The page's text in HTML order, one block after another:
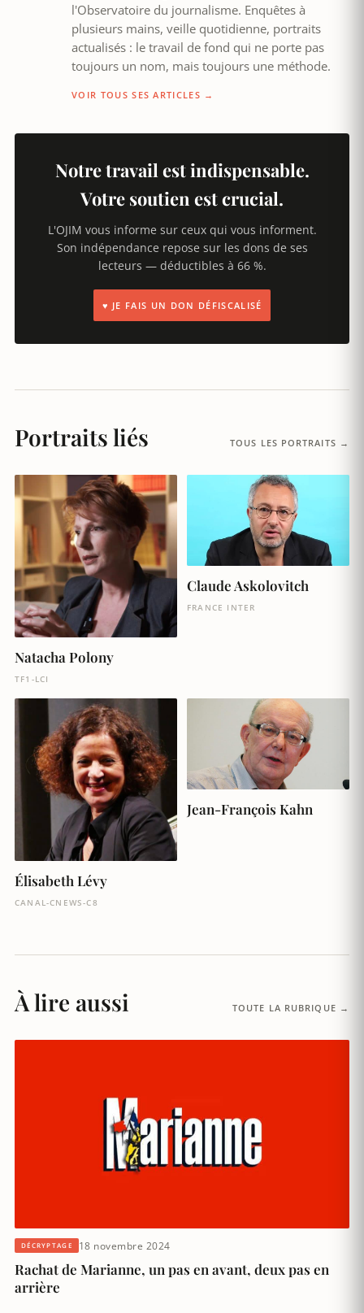
l'Observatoire du journalisme. Enquêtes à
plusieurs mains, veille quotidienne, portraits
actualisés : le travail de fond qui ne porte pas
toujours un nom, mais toujours une méthode.
VOIR TOUS SES ARTICLES →
Notre travail est indispensable.
Votre soutien est crucial.
L'OJIM vous informe sur ceux qui vous informent.
Son indépendance repose sur les dons de ses
lecteurs — déductibles à 66 %.
♥ JE FAIS UN DON DÉFISCALISÉ
Portraits liés TOUS LES PORTRAITS →
Natacha Polony
TF1-LCI
Claude Askolovitch
FRANCE INTER
Élisabeth Lévy
CANAL-CNEWS-C8
Jean-François Kahn
À lire aussi TOUTE LA RUBRIQUE →
DÉCRYPTAGE 18 novembre 2024
Rachat de Marianne, un pas en avant, deux pas en
arrière